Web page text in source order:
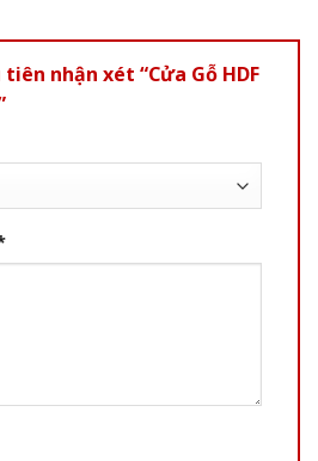
nhận xét “Cửa Gỗ HDF